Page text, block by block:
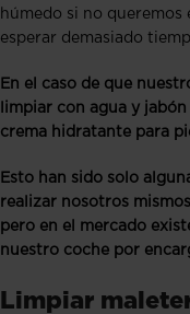
húmedo si no queremos
esperar demasiado
En el caso de que
limpiar con agua y
crema hidratante para
Esto han sido solo
realizar nosotros
pero en el mercado
nuestro coche por
Limpiar